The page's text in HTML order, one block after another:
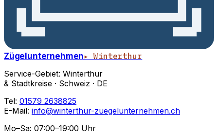
Zügelunternehmen▸ Winterthur
Service-Gebiet: Winterthur
& Stadtkreise · Schweiz · DE
Tel: 01579 2638825
E-Mail: info@winterthur-zuegelunternehmen.ch
Mo–Sa: 07:00–19:00 Uhr